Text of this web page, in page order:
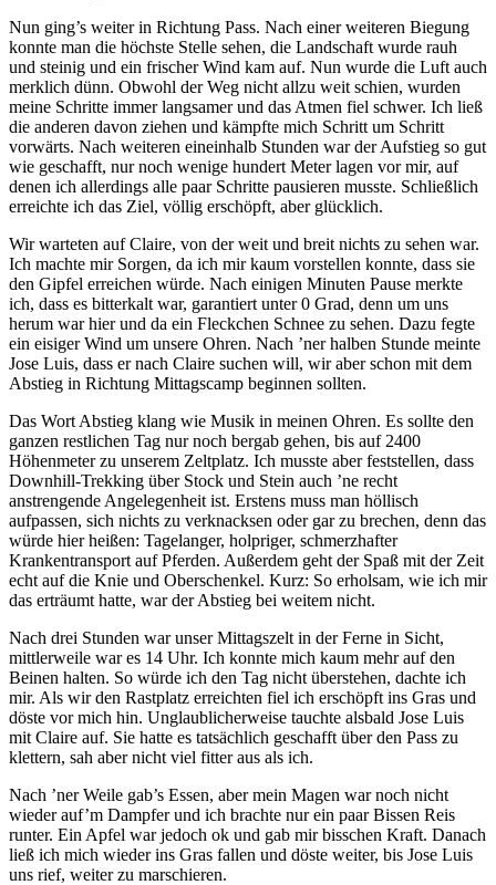
Nun ging’s weiter in Richtung Pass. Nach einer weiteren Biegung
konnte man die höchste Stelle sehen, die Landschaft wurde rauh
und steinig und ein frischer Wind kam auf. Nun wurde die Luft auch
merklich dünn. Obwohl der Weg nicht allzu weit schien, wurden
meine Schritte immer langsamer und das Atmen fiel schwer. Ich ließ
die anderen davon ziehen und kämpfte mich Schritt um Schritt
vorwärts. Nach weiteren eineinhalb Stunden war der Aufstieg so gut
wie geschafft, nur noch wenige hundert Meter lagen vor mir, auf
denen ich allerdings alle paar Schritte pausieren musste. Schließlich
erreichte ich das Ziel, völlig erschöpft, aber glücklich.
Wir warteten auf Claire, von der weit und breit nichts zu sehen war.
Ich machte mir Sorgen, da ich mir kaum vorstellen konnte, dass sie
den Gipfel erreichen würde. Nach einigen Minuten Pause merkte
ich, dass es bitterkalt war, garantiert unter 0 Grad, denn um uns
herum war hier und da ein Fleckchen Schnee zu sehen. Dazu fegte
ein eisiger Wind um unsere Ohren. Nach ’ner halben Stunde meinte
Jose Luis, dass er nach Claire suchen will, wir aber schon mit dem
Abstieg in Richtung Mittagscamp beginnen sollten.
Das Wort Abstieg klang wie Musik in meinen Ohren. Es sollte den
ganzen restlichen Tag nur noch bergab gehen, bis auf 2400
Höhenmeter zu unserem Zeltplatz. Ich musste aber feststellen, dass
Downhill-Trekking über Stock und Stein auch ’ne recht
anstrengende Angelegenheit ist. Erstens muss man höllisch
aufpassen, sich nichts zu verknacksen oder gar zu brechen, denn das
würde hier heißen: Tagelanger, holpriger, schmerzhafter
Krankentransport auf Pferden. Außerdem geht der Spaß mit der Zeit
echt auf die Knie und Oberschenkel. Kurz: So erholsam, wie ich mir
das erträumt hatte, war der Abstieg bei weitem nicht.
Nach drei Stunden war unser Mittagszelt in der Ferne in Sicht,
mittlerweile war es 14 Uhr. Ich konnte mich kaum mehr auf den
Beinen halten. So würde ich den Tag nicht überstehen, dachte ich
mir. Als wir den Rastplatz erreichten fiel ich erschöpft ins Gras und
döste vor mich hin. Unglaublicherweise tauchte alsbald Jose Luis
mit Claire auf. Sie hatte es tatsächlich geschafft über den Pass zu
klettern, sah aber nicht viel fitter aus als ich.
Nach ’ner Weile gab’s Essen, aber mein Magen war noch nicht
wieder auf’m Dampfer und ich brachte nur ein paar Bissen Reis
runter. Ein Apfel war jedoch ok und gab mir bisschen Kraft. Danach
ließ ich mich wieder ins Gras fallen und döste weiter, bis Jose Luis
uns rief, weiter zu marschieren.